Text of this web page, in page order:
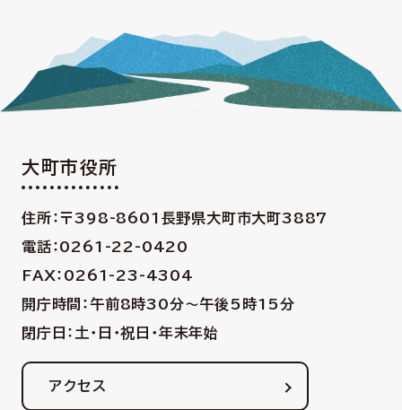
大町市役所
住所：〒398-8601 長野県大町市大町3887
電話：0261-22-0420
FAX：0261-23-4304
開庁時間：午前8時30分〜午後5時15分
閉庁日：土・日・祝日・年末年始
アクセス